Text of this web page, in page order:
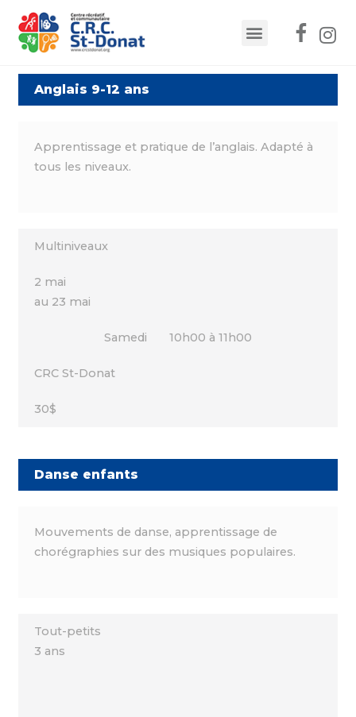
Anglais 9-12 ans
Apprentissage et pratique de l’anglais. Adapté à
tous les niveaux.
Multiniveaux
2 mai
au 23 mai
Samedi 10h00 à 11h00
CRC St-Donat
30$
Danse enfants
Mouvements de danse, apprentissage de
chorégraphies sur des musiques populaires.
Tout-petits
3 ans